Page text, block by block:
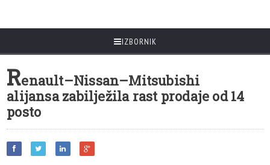
IZBORNIK
Renault–Nissan–Mitsubishi
alijansa zabilježila rast prodaje od 14
posto